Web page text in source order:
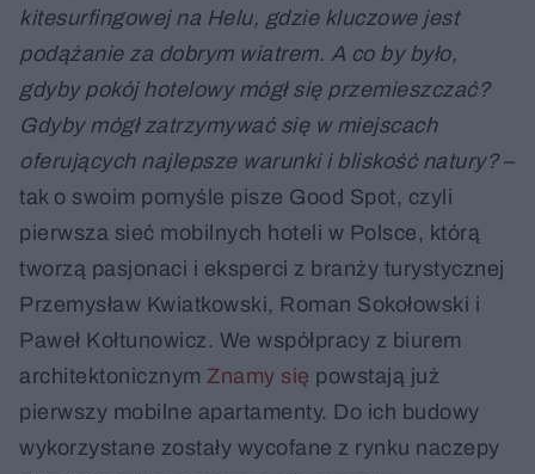
kitesurfingowej na Helu, gdzie kluczowe jest
podążanie za dobrym wiatrem. A co by było,
gdyby pokój hotelowy mógł się przemieszczać?
Gdyby mógł zatrzymywać się w miejscach
oferujących najlepsze warunki i bliskość natury?–
tak o swoim pomyśle pisze Good Spot, czyli
pierwsza sieć mobilnych hoteli w Polsce, którą
tworzą pasjonaci i eksperci z branży turystycznej
Przemysław Kwiatkowski, Roman Sokołowski i
Paweł Kołtunowicz. We współpracy z biurem
architektonicznym Znamy się powstają już
pierwszy mobilne apartamenty. Do ich budowy
wykorzystane zostały wycofane z rynku naczepy